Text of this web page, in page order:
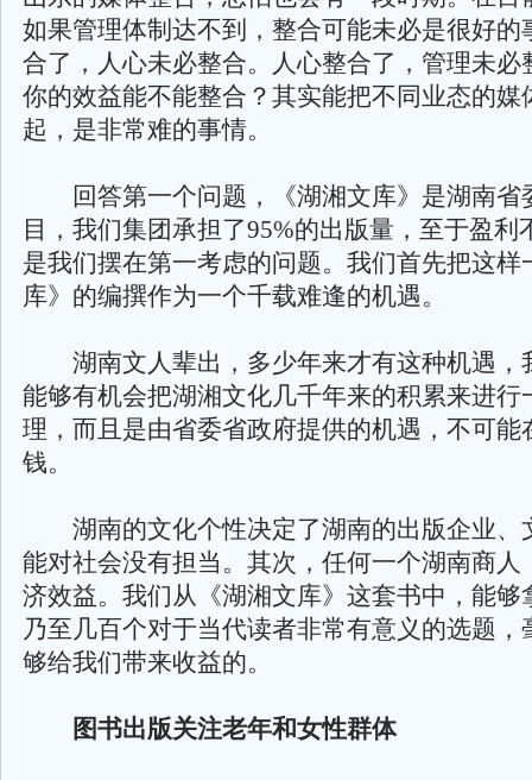
如果管理体制达不到，整合可能未必是很好的
合了，人心未必整合。人心整合了，管理未必
你的效益能不能整合？其实能把不同业态的媒
起，是非常难的事情。
回答第一个问题，《湖湘文库》是湖南省
目，我们集团承担了95%的出版量，至于盈利
是我们摆在第一考虑的问题。我们首先把这样
库》的编撰作为一个千载难逢的机遇。
湖南文人辈出，多少年来才有这种机遇，
能够有机会把湖湘文化几千年来的积累来进行
理，而且是由省委省政府提供的机遇，不可能
钱。
湖南的文化个性决定了湖南的出版企业、
能对社会没有担当。其次，任何一个湖南商人
济效益。我们从《湖湘文库》这套书中，能够
乃至几百个对于当代读者非常有意义的选题，
够给我们带来收益的。
图书出版关注老年和女性群体